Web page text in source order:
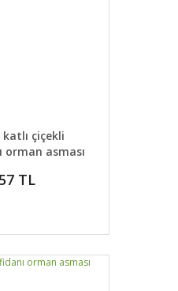
GELİNCE HABER VER
çiçekli
orman asması
TL